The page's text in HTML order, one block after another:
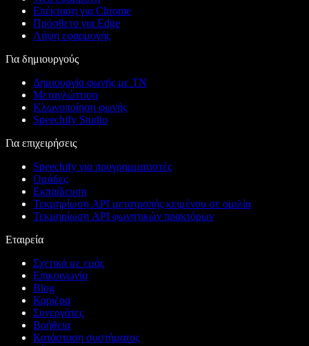
Επέκταση για Chrome
Πρόσθετο για Edge
Λήψη εφαρμογής
Για δημιουργούς
Δημιουργία φωνής με ΤΝ
Μεταγλώττιση
Κλωνοποίηση φωνής
Speechify Studio
Για επιχειρήσεις
Speechify για προγραμματιστές
Ομάδες
Εκπαίδευση
Τεκμηρίωση API μετατροπής κειμένου σε ομιλία
Τεκμηρίωση API φωνητικών πρακτόρων
Εταιρεία
Σχετικά με εμάς
Επικοινωνία
Blog
Καριέρα
Συνεργάτες
Βοήθεια
Κατάσταση συστήματος